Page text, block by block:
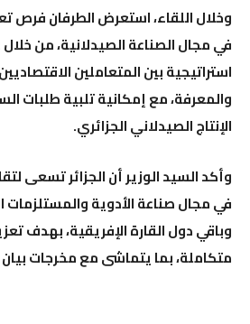
وخلال اللقاء، استعرض الطرفان فرص
في مجال الصناعة الصيدلانية، من
استراتيجية بين المتعاملين
والمعرفة، مع إمكانية تلبية طلبات
الإنتاج الصيدلاني الجزائري.
وأكد السيد الوزير أن الجزائر تسعى
في مجال صناعة الأدوية والمستلزمات
وباقي دول القارة الإفريقية، بهدف
متكاملة، بما يتماشى مع مخرجات بيان